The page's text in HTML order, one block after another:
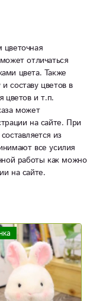
цветочная
отличаться
цвета. Также
составу цветов в
цветов и т.п.
может
на сайте. При
из
все усилия
работы как можно
на сайте.